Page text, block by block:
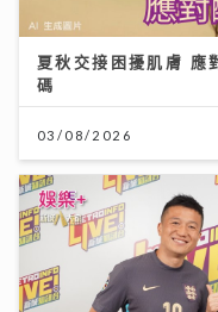
夏秋交接困擾肌膚 應
碼
03/08/2026